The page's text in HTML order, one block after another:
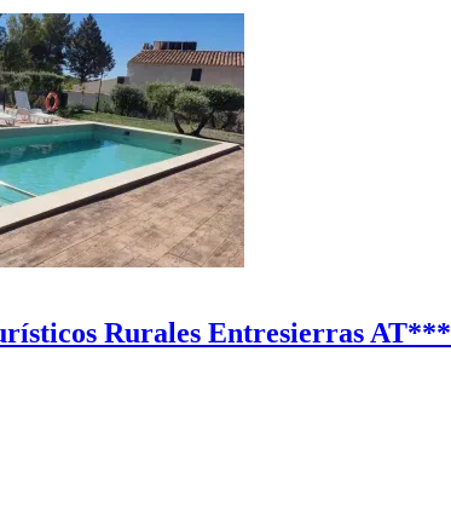
Rurales Entresierras AT***